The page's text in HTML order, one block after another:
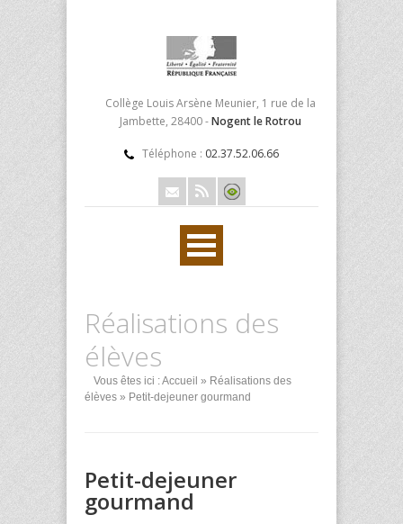
Collège Louis Arsène Meunier, 1 rue de la
Jambette, 28400 -Nogent le Rotrou
Téléphone : 02.37.52.06.66
Réalisations des
élèves
Vous êtes ici :Accueil » Réalisations des
élèves » Petit-dejeuner gourmand
Petit-dejeuner
gourmand